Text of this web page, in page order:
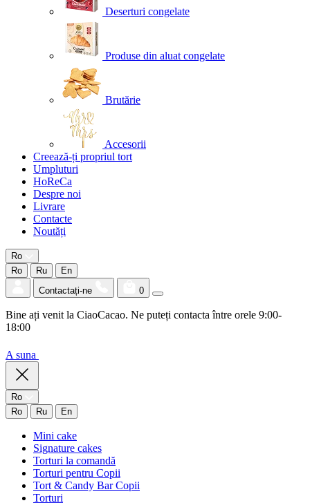
Deserturi congelate
Produse din aluat congelate
Brutărie
Accesorii
Creează-ți propriul tort
Umpluturi
HoReCa
Despre noi
Livrare
Contacte
Noutăți
Ro
Ro
Ru
En
Contactați-ne
0
Bine ați venit la CiaoCacao. Ne puteți contacta între orele 9:00-
18:00
A suna
Ro
Ro
Ru En
Mini cake
Signature cakes
Torturi la comandă
Torturi pentru Copii
Tort & Candy Bar Copii
Torturi